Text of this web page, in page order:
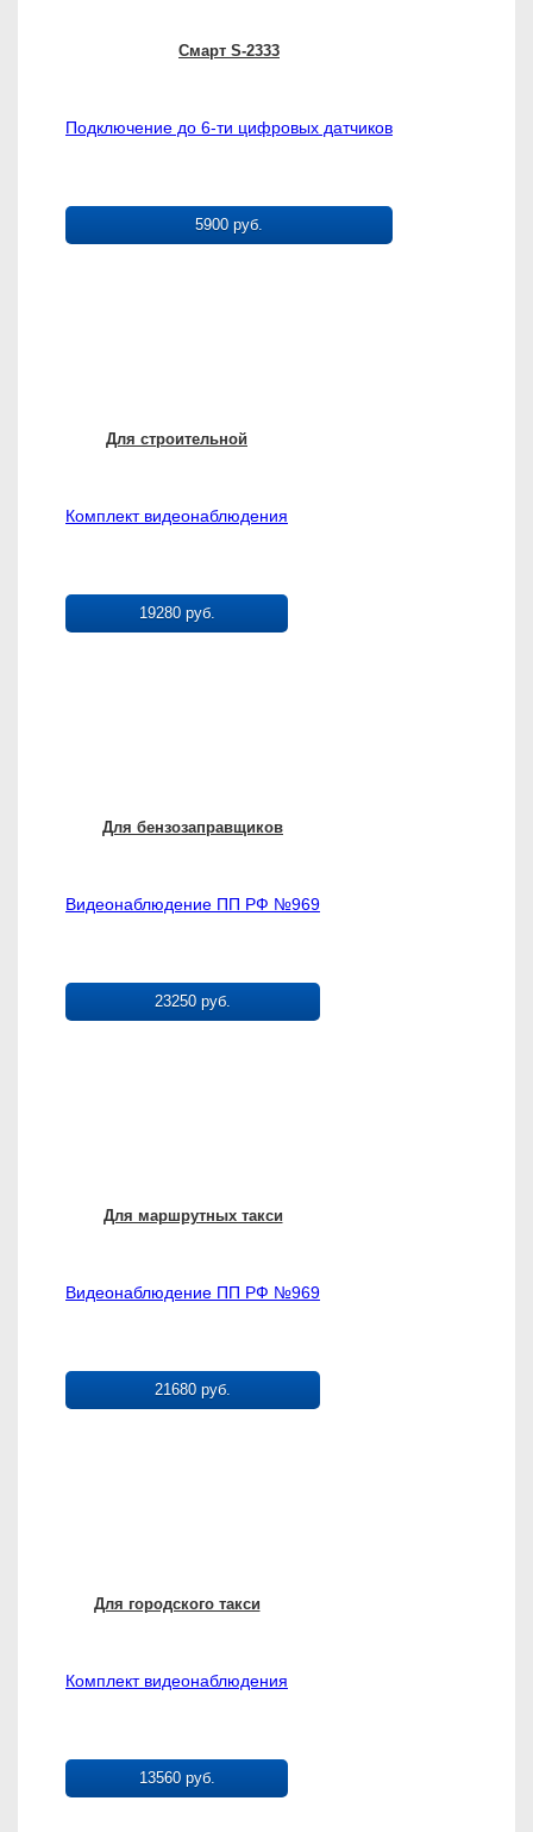
Смарт S-2333
Подключение до 6-ти цифровых датчиков
5900 руб.
Для строительной
Комплект видеонаблюдения
19280 руб.
Для бензозаправщиков
Видеонаблюдение ПП РФ №969
23250 руб.
Для маршрутных такси
Видеонаблюдение ПП РФ №969
21680 руб.
Для городского такси
Комплект видеонаблюдения
13560 руб.